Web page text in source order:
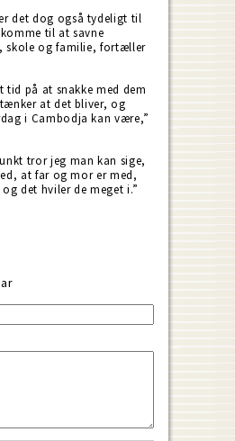
det dog også tydeligt til
til at savne
skole og familie, fortæller
tid på at snakke med dem
at det bliver, og
i Cambodja kan være,”
tror jeg man kan sige,
at far og mor er med,
det hviler de meget i.”